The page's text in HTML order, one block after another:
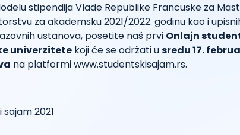
stipendija Vlade Republike Francuske za
za akademsku 2021/2022. godinu kao i
ustanova, posetite naš prvi Onlajn
univerzitete koji će se održati usredu 17.
na platformi www.studentskisajam.rs.